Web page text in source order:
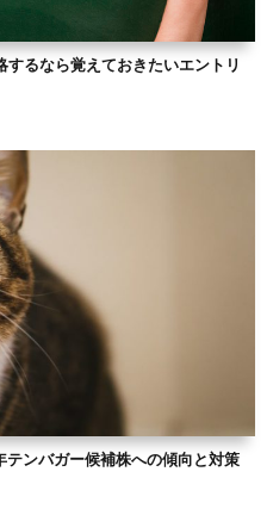
するなら覚えておきたいエントリ
ンバガー候補株への傾向と対策